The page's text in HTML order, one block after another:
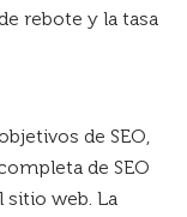
rebote y la tasa
de SEO,
de SEO
sitio web. La